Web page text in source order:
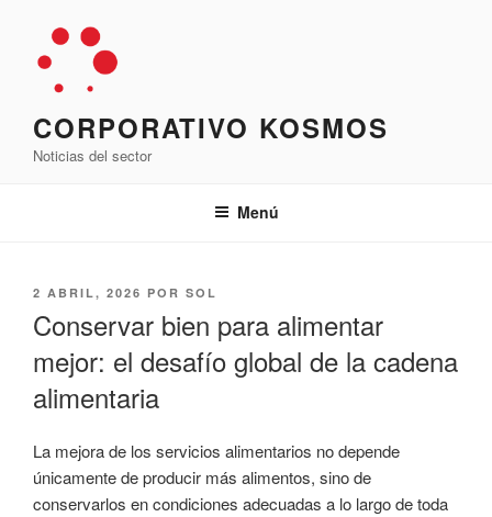
contenido
CORPORATIVO KOSMOS
Noticias del sector
Menú
PUBLICADO
2 ABRIL, 2026 POR SOL
Conservar bien para alimentar
mejor: el desafío global de la cadena
alimentaria
La mejora de los servicios alimentarios no depende
únicamente de producir más alimentos, sino de
conservarlos en condiciones adecuadas a lo largo de toda